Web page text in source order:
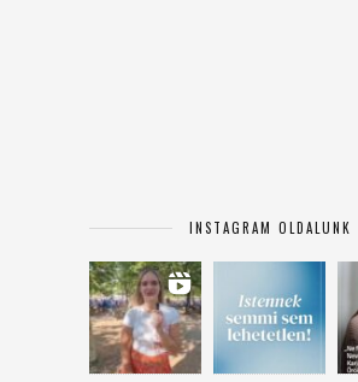
INSTAGRAM OLDALUNK